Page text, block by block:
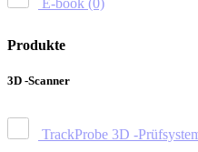
E-book (0)
Produkte
3D -Scanner
TrackProbe 3D -